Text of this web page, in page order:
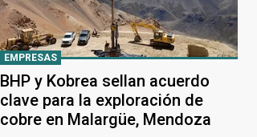
EMPRESAS
BHP y Kobrea sellan acuerdo
clave para la exploración de
cobre en Malargüe, Mendoza